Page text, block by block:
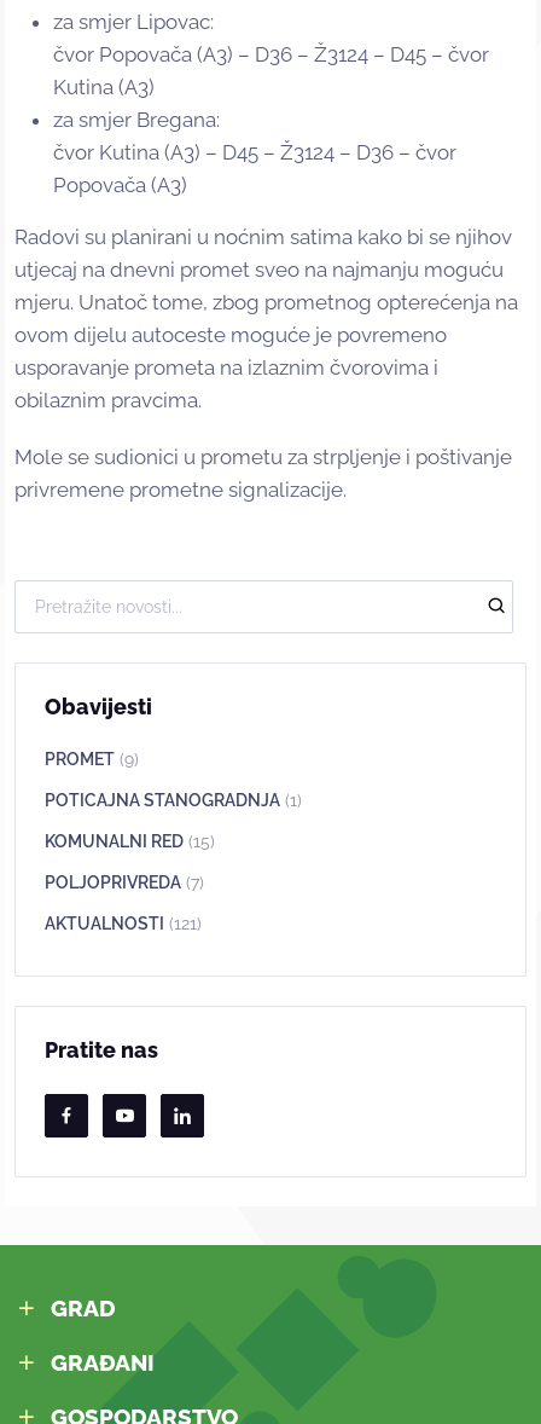
za smjer Lipovac:
čvor Popovača (A3) – D36 – Ž3124 – D45 – čvor
Kutina (A3)
za smjer Bregana:
čvor Kutina (A3) – D45 – Ž3124 – D36 – čvor
Popovača (A3)
Radovi su planirani u noćnim satima kako bi se njihov
utjecaj na dnevni promet sveo na najmanju moguću
mjeru. Unatoč tome, zbog prometnog opterećenja na
ovom dijelu autoceste moguće je povremeno
usporavanje prometa na izlaznim čvorovima i
obilaznim pravcima.
Mole se sudionici u prometu za strpljenje i poštivanje
privremene prometne signalizacije.
Obavijesti
PROMET (9)
POTICAJNA STANOGRADNJA (1)
KOMUNALNI RED (15)
POLJOPRIVREDA (7)
AKTUALNOSTI (121)
Pratite nas
GRAD
GRAĐANI
GOSPODARSTVO